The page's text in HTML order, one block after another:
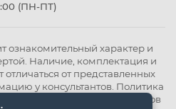
(ПН-ПТ)
ознакомительный характер и
Наличие, комплектация и
отличаться от представленных
у консультантов. Политика
Политика обработки файлов